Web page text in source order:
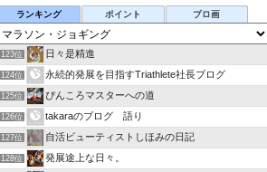
ランキング ポイント ブロ画
123位 日々是精進
124位 永続的発展を目指すTriathlete社長ブログ
125位 ぴんころマスターへの道
126位 takaraのブログ 語り
127位 自活ビューティストしほみの日記
128位 発展途上な日々。